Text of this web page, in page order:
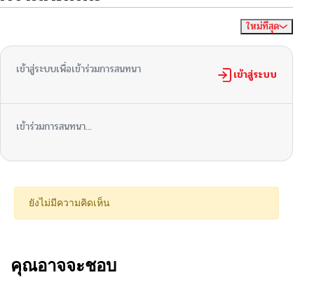
ใหม่ที่สุด
เข้าสู่ระบบเพื่อเข้าร่วมการสนทนา เข้าสู่ระบบ
เข้าร่วมการสนทนา...
ยังไม่มีความคิดเห็น
คุณอาจจะชอบ